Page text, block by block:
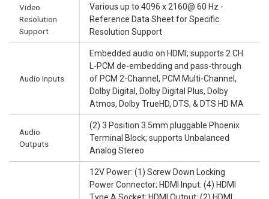
Video
Resolution
Support
Various up to 4096 x 2160@ 60 Hz -
Reference Data Sheet for Specific
Resolution Support
Audio Inputs
Embedded audio on HDMI; supports 2 CH
L-PCM de-embedding and pass-through
of PCM 2-Channel, PCM Multi-Channel,
Dolby Digital, Dolby Digital Plus, Dolby
Atmos, Dolby TrueHD, DTS, & DTS HD MA
Audio
Outputs
(2) 3 Position 3.5mm pluggable Phoenix
Terminal Block; supports Unbalanced
Analog Stereo
12V Power: (1) Screw Down Locking
Power Connector; HDMI Input: (4) HDMI
Type A Socket; HDMI Output: (2) HDMI